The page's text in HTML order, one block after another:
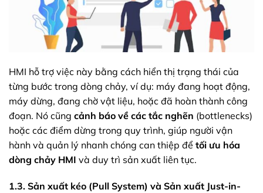
HMI hỗ trợ việc này bằng cách hiển thị trạng thái của
từng bước trong dòng chảy, ví dụ: máy đang hoạt động,
máy dừng, đang chờ vật liệu, hoặc đã hoàn thành công
đoạn. Nó cũng cảnh báo về các tắc nghẽn (bottlenecks)
hoặc các điểm dừng trong quy trình, giúp người vận
hành và quản lý nhanh chóng can thiệp để tối ưu hóa
dòng chảy HMI và duy trì sản xuất liên tục.
1.3. Sản xuất kéo (Pull System) và Sản xuất Just-in-